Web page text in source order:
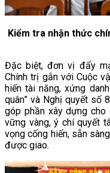
Kiểm tra nhận thức
Đặc biệt, đơn vị đẩy
Chính trị gắn với Cuộc
hiến tài năng, xứng
quân” và Nghị quyết số
góp phần xây dựng
vững vàng, ý chí quyết
vọng cống hiến, sẵn
được giao.